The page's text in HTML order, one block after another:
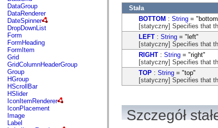
flash.display3D
flash.display3D.textures
flash.errors
flash.events
flash.external
flash.filesystem
flash.filters
flash.geom
flash.globalization
flash.html
flash.media
flash.net
flash.net.dns
flash.net.drm
flash.notifications
flash.permissions
flash.printing
DataGroup
DataRenderer
DateSpinner
DropDownList
Form
FormHeading
FormItem
Grid
GridColumnHeaderGroup
Group
HGroup
HScrollBar
HSlider
IconItemRenderer
IconPlacement
Image
Label
Stała
BOTTOM : String =
[statyczny] Specifies that
LEFT : String = "left"
[statyczny] Specifies that
RIGHT : String = "right"
[statyczny] Specifies that
TOP : String = "top"
[statyczny] Specifies that
Szczegół